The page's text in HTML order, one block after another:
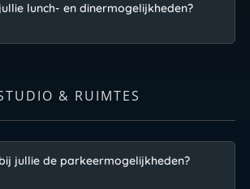
lunch- en dinermogelijkheden?
& RUIMTES
jullie de parkeermogelijkheden?